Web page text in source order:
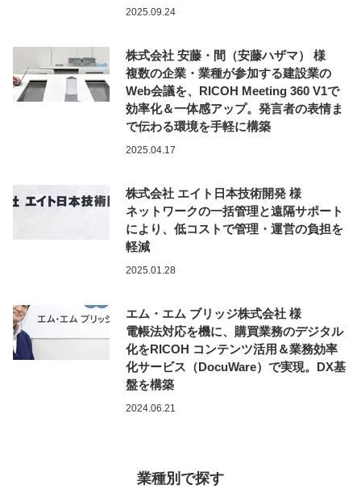
2025.09.24
株式会社 安藤・間（安藤ハザマ） 様
複数の企業・業種が参加する建設業の
Web会議を、RICOH Meeting 360 V1で
効率化＆一体感アップ。発言者の表情ま
で伝わる環境を手軽に構築
2025.04.17
株式会社 エイト日本技術開発 様
ネットワークの一括管理と遠隔サポート
により、低コストで管理・運営の負担を
軽減
2025.01.28
エム・エム ブリッジ株式会社 様
電帳法対応を機に、購買業務のデジタル
化をRICOH コンテンツ活用＆業務効率
化サービス（DocuWare）で実現。DX基
盤を構築
2024.06.21
業種別で探す